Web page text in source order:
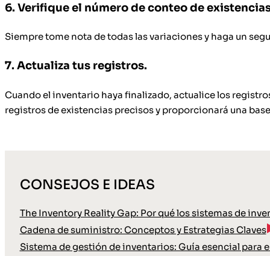
6. Verifique el número de conteo de
Siempre tome nota de todas las variaciones y haga un
7. Actualiza tus registros.
Cuando el inventario haya finalizado, actualice los
registros de existencias precisos y proporcionará una
CONSEJOS E IDEAS
The Inventory Reality Gap: Por qué los sistemas de
Cadena de suministro: Conceptos y Estrategias Claves
Sistema de gestión de inventarios: Guía esencial para